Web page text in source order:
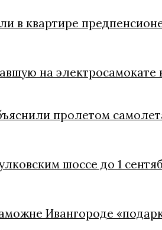
в квартире
на электросамокате
пролетом
шоссе до 1
Ивангороде